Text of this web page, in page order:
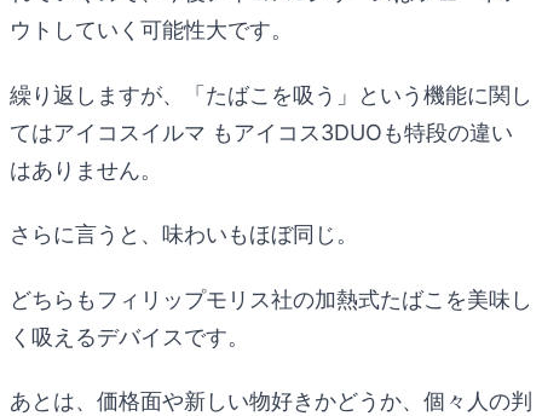
ウトしていく可能性大です。
繰り返しますが、「たばこを吸う」という機能に関し
てはアイコスイルマ もアイコス3DUOも特段の違い
はありません。
さらに言うと、味わいもほぼ同じ。
どちらもフィリップモリス社の加熱式たばこを美味し
く吸えるデバイスです。
あとは、価格面や新しい物好きかどうか、個々人の判